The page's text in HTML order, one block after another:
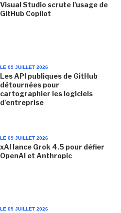
Visual Studio scrute l'usage de
GitHub Copilot
LE 09 JUILLET 2026
Les API publiques de GitHub
détournées pour
cartographier les logiciels
d'entreprise
LE 09 JUILLET 2026
xAI lance Grok 4.5 pour défier
OpenAI et Anthropic
LE 09 JUILLET 2026